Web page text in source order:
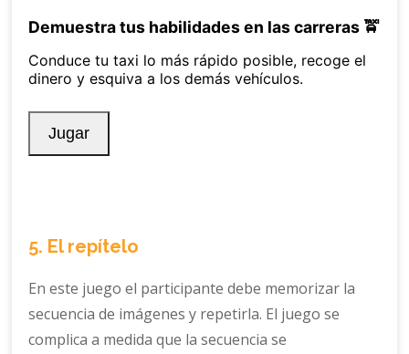
5. El repítelo
En este juego el participante debe memorizar la
secuencia de imágenes y repetirla. El juego se
complica a medida que la secuencia se